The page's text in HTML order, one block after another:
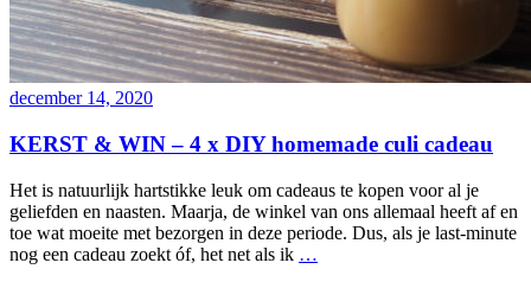
december 14, 2020
KERST & WIN – 4 x DIY homemade culi cadeau
Het is natuurlijk hartstikke leuk om cadeaus te kopen voor al je
geliefden en naasten. Maarja, de winkel van ons allemaal heeft af en
toe wat moeite met bezorgen in deze periode. Dus, als je last-minute
nog een cadeau zoekt óf, het net als ik …